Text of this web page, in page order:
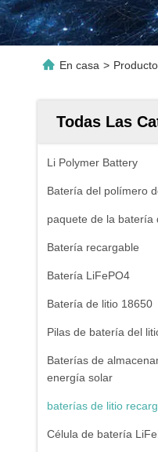
En casa >
Todas Las
Li Polymer Battery
Batería del polímero
paquete de la batería
Batería recargable
Batería LiFePO4
Batería de litio 18650
Pilas de batería del
Baterías de
energía solar
baterías de litio
Célula de batería